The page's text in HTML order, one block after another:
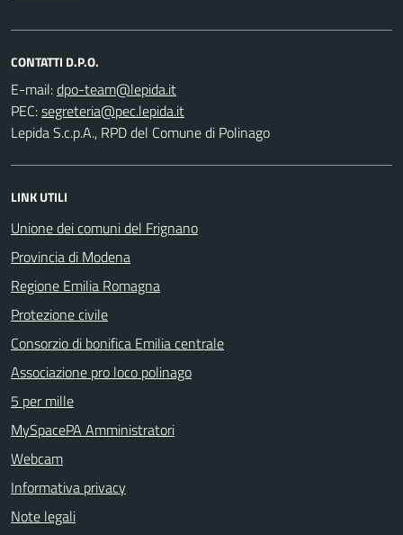
CONTATTI D.P.O.
E-mail:
PEC:
Lepida S.c.p.A., RPD del Comune di Polinago
LINK UTILI
Unione dei comuni del Frignano
Provincia di Modena
Regione Emilia Romagna
Protezione civile
Consorzio di bonifica Emilia centrale
Associazione pro loco polinago
5 per mille
MySpacePA Amministratori
Webcam
Informativa privacy
Note legali